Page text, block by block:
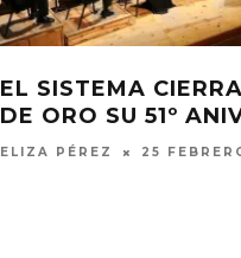
EL SISTEMA
DE ORO SU 51º
ELIZA PÉREZ 25